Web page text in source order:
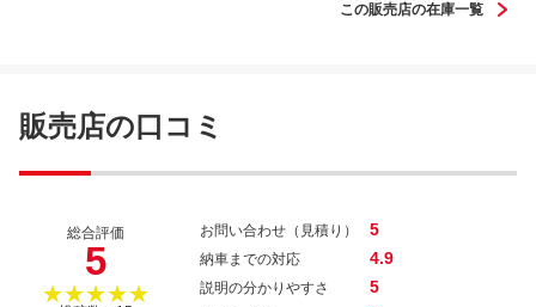
この販売店の在庫一覧
販売店の口コミ
総合評価
5
★★★★★
お問い合わせ（見積り） 5
納車までの対応 4.9
説明の分かりやすさ 5